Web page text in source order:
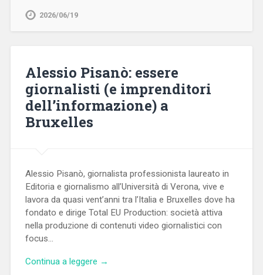
2026/06/19
Alessio Pisanò: essere
giornalisti (e imprenditori
dell’informazione) a
Bruxelles
Alessio Pisanò, giornalista professionista laureato in
Editoria e giornalismo all’Università di Verona, vive e
lavora da quasi vent’anni tra l’Italia e Bruxelles dove ha
fondato e dirige Total EU Production: società attiva
nella produzione di contenuti video giornalistici con
focus…
Continua a leggere →